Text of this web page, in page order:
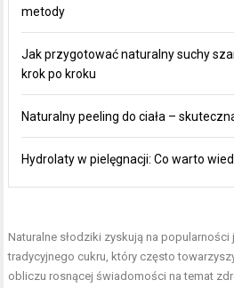
metody
Jak przygotować naturalny suchy
krok po kroku
Naturalny peeling do ciała –
Hydrolaty w pielęgnacji: Co warto
Naturalne słodziki zyskują na
tradycyjnego cukru, który często
obliczu rosnącej świadomości na temat